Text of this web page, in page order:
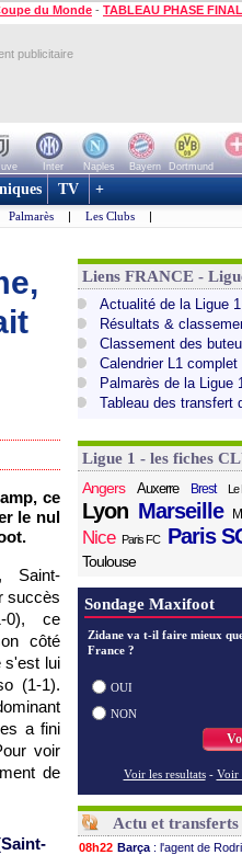
du Monde - TABLEAU PHASE
publicitaire
Inter Naples Bayern
Dortmund
TV +
Palmarès | Les Clubs |
, ce
le nul
Saint-
succès
ce
côté
s'est lui
(1-1).
a fini
voir
de
Liens FRANCE -
Actualité de la Ligue 1
Résultats &
Classement des
Calendrier L1 complet
Palmarès de la Ligue
Tableau des transfert
Ligue 1 - les fiches
Angers
Auxerre Brest Le
Lyon Marseille
Nice Paris FC Paris
Toulouse
Sondage Maxifoot
Zidane va t-il faire mieux
France ?
OUI
NON
Voir les resultats - Voir
Actu et transferts
08h22 Barça : l'agent de